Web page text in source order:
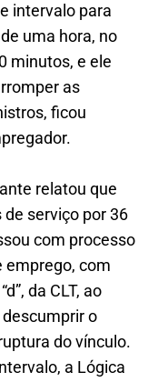
intervalo para
uma hora, no
minutos, e ele
as
ficou
relatou que
serviço por 36
com processo
emprego, com
da CLT, ao
o
do vínculo.
a Lógica